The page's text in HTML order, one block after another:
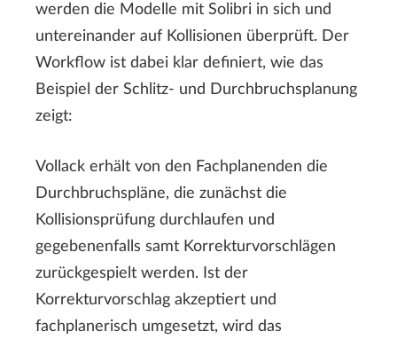
werden die Modelle mit Solibri in sich und
untereinander auf Kollisionen überprüft. Der
Workflow ist dabei klar definiert, wie das
Beispiel der Schlitz- und Durchbruchsplanung
zeigt:
Vollack erhält von den Fachplanenden die
Durchbruchspläne, die zunächst die
Kollisionsprüfung durchlaufen und
gegebenenfalls samt Korrekturvorschlägen
zurückgespielt werden. Ist der
Korrekturvorschlag akzeptiert und
fachplanerisch umgesetzt, wird das